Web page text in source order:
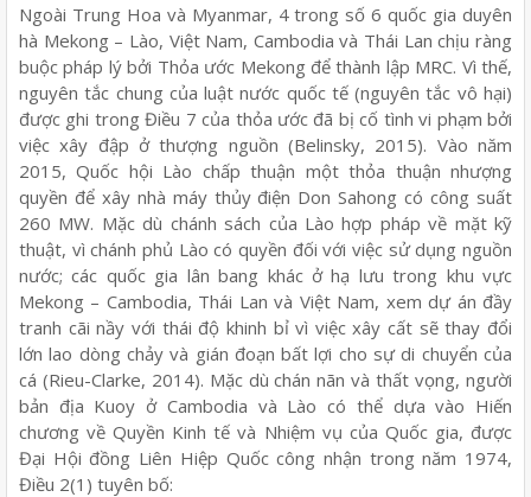
Ngoài Trung Hoa và Myanmar, 4 trong số 6 quốc gia duyên
hà Mekong – Lào, Việt Nam, Cambodia và Thái Lan chịu ràng
buộc pháp lý bởi Thỏa ước Mekong để thành lập MRC. Vì thế,
nguyên tắc chung của luật nước quốc tế (nguyên tắc vô hại)
được ghi trong Điều 7 của thỏa ước đã bị cố tình vi phạm bởi
việc xây đập ở thượng nguồn (Belinsky, 2015). Vào năm
2015, Quốc hội Lào chấp thuận một thỏa thuận nhượng
quyền để xây nhà máy thủy điện Don Sahong có công suất
260 MW. Mặc dù chánh sách của Lào hợp pháp về mặt kỹ
thuật, vì chánh phủ Lào có quyền đối với việc sử dụng nguồn
nước; các quốc gia lân bang khác ở hạ lưu trong khu vực
Mekong – Cambodia, Thái Lan và Việt Nam, xem dự án đầy
tranh cãi nầy với thái độ khinh bỉ vì việc xây cất sẽ thay đổi
lớn lao dòng chảy và gián đoạn bất lợi cho sự di chuyển của
cá (Rieu-Clarke, 2014). Mặc dù chán nãn và thất vọng, người
bản địa Kuoy ở Cambodia và Lào có thể dựa vào Hiến
chương về Quyền Kinh tế và Nhiệm vụ của Quốc gia, được
Đại Hội đồng Liên Hiệp Quốc công nhận trong năm 1974,
Điều 2(1) tuyên bố: